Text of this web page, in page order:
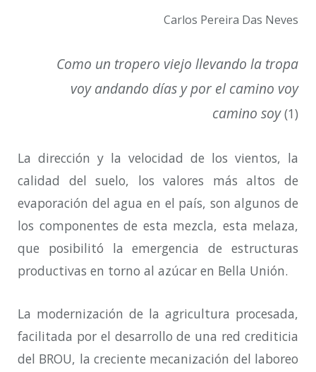
Carlos Pereira Das Neves
Como un tropero viejo llevando la tropa
voy andando días y por el camino voy
camino soy (1)
La dirección y la velocidad de los vientos, la
calidad del suelo, los valores más altos de
evaporación del agua en el país, son algunos de
los componentes de esta mezcla, esta melaza,
que posibilitó la emergencia de estructuras
productivas en torno al azúcar en Bella Unión.
La modernización de la agricultura procesada,
facilitada por el desarrollo de una red crediticia
del BROU, la creciente mecanización del laboreo